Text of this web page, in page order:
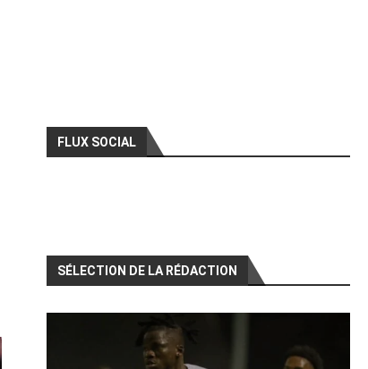
FLUX SOCIAL
SÉLECTION DE LA RÉDACTION